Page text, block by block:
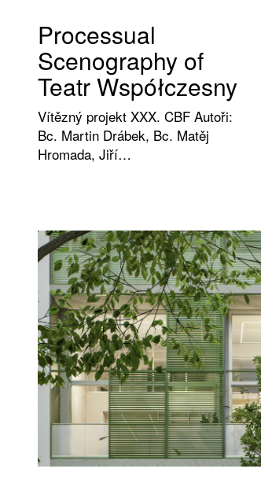
Processual
Scenography of
Teatr Współczesny
Vítězný projekt XXX. CBF Autoři:
Bc. Martin Drábek, Bc. Matěj
Hromada, Jiří…